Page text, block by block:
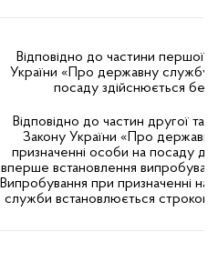
Відповідно до частини першої
України «Про державну службу»
посаду здійснюється
Відповідно до частин другої та
Закону України «Про
призначенні особи на посаду
вперше встановлення
Випробування при призначенні на
служби встановлюється строком